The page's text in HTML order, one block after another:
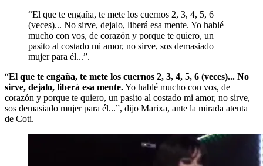
“El que te engaña, te mete los cuernos 2, 3, 4, 5, 6
(veces)... No sirve, dejalo, liberá esa mente. Yo hablé
mucho con vos, de corazón y porque te quiero, un
pasito al costado mi amor, no sirve, sos demasiado
mujer para él...”.
“El que te engaña, te mete los cuernos 2, 3, 4, 5, 6 (veces)... No
sirve, dejalo, liberá esa mente.Yo hablé mucho con vos, de
corazón y porque te quiero, un pasito al costado mi amor, no sirve,
sos demasiado mujer para él...”, dijo Marixa, ante la mirada atenta
de Coti.